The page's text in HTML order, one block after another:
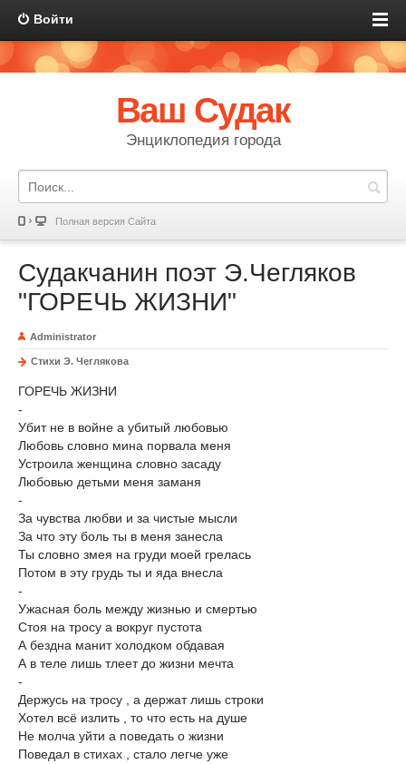
Войти
Ваш Судак
Энциклопедия города
Полная версия Сайта
Судакчанин поэт Э.Чегляков
"ГОРЕЧЬ ЖИЗНИ"
Administrator
Стихи Э. Чеглякова
ГОРЕЧЬ ЖИЗНИ
-
Убит не в войне а убитый любовью
Любовь словно мина порвала меня
Устроила женщина словно засаду
Любовью детьми меня заманя
-
За чувства любви и за чистые мысли
За что эту боль ты в меня занесла
Ты словно змея на груди моей грелась
Потом в эту грудь ты и яда внесла
-
Ужасная боль между жизнью и смертью
Стоя на тросу а вокруг пустота
А бездна манит холодком обдавая
А в теле лишь тлеет до жизни мечта
-
Держусь на тросу , а держат лишь строки
Хотел всё излить , то что есть на душе
Не молча уйти а поведать о жизни
Поведал в стихах , стало легче уже